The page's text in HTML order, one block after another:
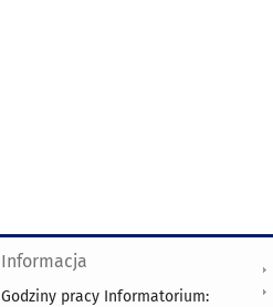
Informacja
Godziny pracy Informatorium: